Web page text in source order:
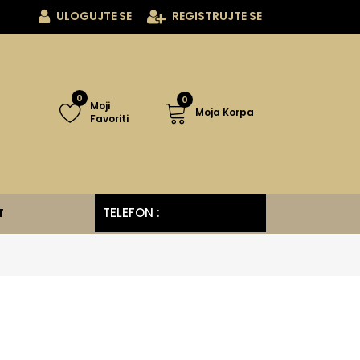
ULOGUJTE SE REGISTRUJTE SE
0
Moji
Favoriti
0
Moja Korpa
TELEFON :